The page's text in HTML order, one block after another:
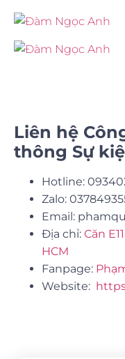
Liên hệ
thông Sự
Hotline:
Zalo:
Email:
Địa chỉ: Căn
HCM
Fanpage:
Website: